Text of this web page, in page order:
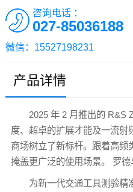
咨询电话 ：
027-85036188
微信：15527198231
产品详情
2025 年 2 月推出的 R&S
度、超卓的扩展才能及一流射
商场树立了新标杆。跟着高频
掩盖更广泛的使用场景。 罗德
为新一代交通工具测验精